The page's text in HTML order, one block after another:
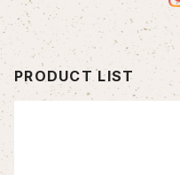
PRODUCT LIST